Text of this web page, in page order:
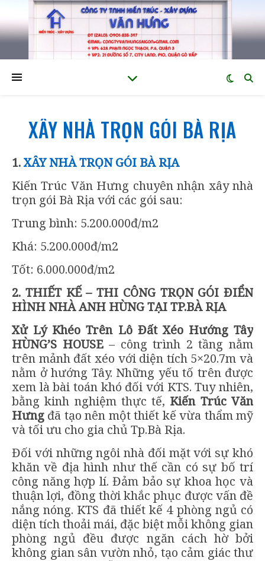
XÂY NHÀ TRỌN GÓI BÀ RỊA
1.XÂY NHÀ TRỌN GÓI BÀ RỊA
Kiến Trúc Văn Hưng chuyên nhận xây nhà
trọn gói Bà Rịa với các gói sau:
Trung bình: 5.200.000đ/m2
Khá: 5.200.000đ/m2
Tốt: 6.000.000đ/m2
2. THIẾT KẾ – THI CÔNG TRỌN GÓI ĐIỂN
HÌNH NHÀ ANH HÙNG TẠI TP.BÀ RỊA
Xử Lý Khéo Trên Lô Đất Xéo Hướng Tây
HÙNG’S HOUSE– công trình 2 tầng nằm
trên mảnh đất xéo với diện tích 5×20.7m và
nằm ở hướng Tây. Những yếu tố trên được
xem là bài toán khó đối với KTS. Tuy nhiên,
bằng kinh nghiệm thực tế, Kiến Trúc Văn
Hưng đã tạo nên một thiết kế vừa thẩm mỹ
và tối ưu cho gia chủ Tp.Bà Rịa.
Đối với những ngôi nhà đối mặt với sự khó
khăn về địa hình như thế cần có sự bố trí
công năng hợp lí. Đảm bảo sự khoa học và
thuận lợi, đồng thời khắc phục được vấn đề
nắng nóng. KTS đã thiết kế 4 phòng ngủ có
diện tích thoải mái, đặc biệt mỗi không gian
phòng ngủ đều được ngăn cách hờ bởi
không gian sân vườn nhỏ, tạo cảm giác thư